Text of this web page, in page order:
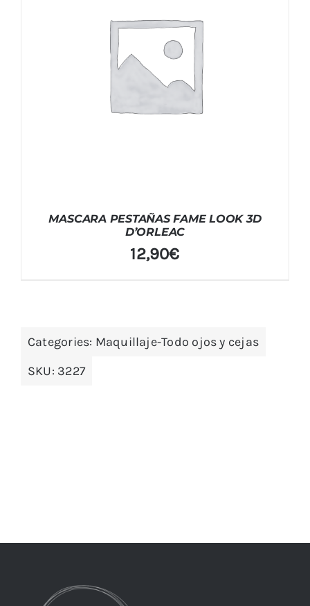
MASCARA PESTAÑAS FAME LOOK 3D
D’ORLEAC
12,90€
Categories: Maquillaje-Todo ojos y cejas
SKU: 3227